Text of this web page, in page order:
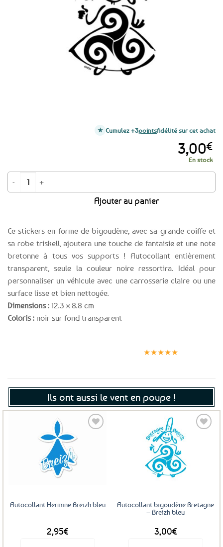
Ce stickers en forme de bigoudène, avec sa grande coiffe et
sa robe triskell, ajoutera une touche de fantaisie et une note
bretonne à tous vos supports ! Autocollant entièrement
transparent, seule la couleur noire ressortira. Idéal pour
personnaliser un véhicule avec une carrosserie claire ou une
surface lisse et bien nettoyée.
Dimensions : 12.3 x 8.8 cm
Coloris : noir sur fond transparent
3,00€
En stock
quantité de Autocollant bigoudène Bretagne - Breizh noir
Ajouter au panier
Cumulez +3pointsfidélité sur cet achat
★★★★★
Ils ont aussi le vent en poupe !
Autocollant Hermine Breizh bleu
2,95€
Autocollant bigoudène Bretagne
– Breizh bleu
3,00€